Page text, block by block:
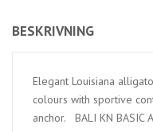
BESKRIVNING
Elegant Louisiana
colours with sportive
anchor. BALI KN BASIC